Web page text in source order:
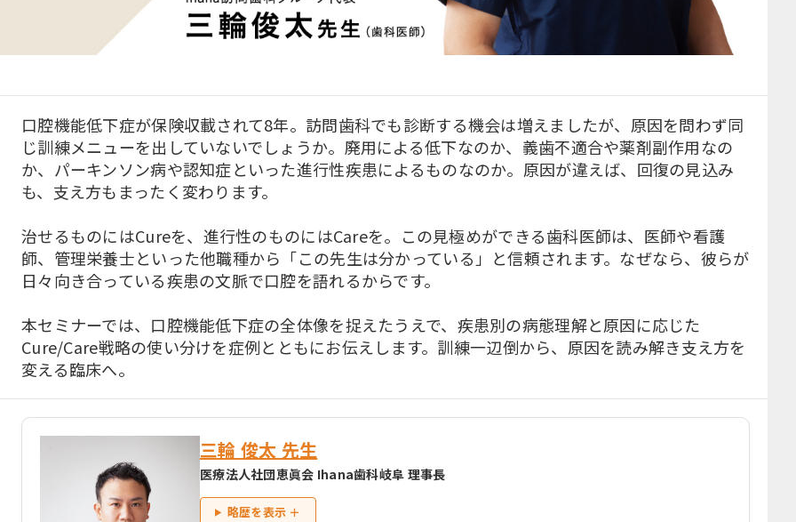
口腔機能低下症が保険収載されて8年。訪問歯科でも診断する機会は増えましたが、原因を問わず同
じ訓練メニューを出していないでしょうか。廃用による低下なのか、義歯不適合や薬剤副作用なの
か、パーキンソン病や認知症といった進行性疾患によるものなのか。原因が違えば、回復の見込み
も、支え方もまったく変わります。
治せるものにはCureを、進行性のものにはCareを。この見極めができる歯科医師は、医師や看護
師、管理栄養士といった他職種から「この先生は分かっている」と信頼されます。なぜなら、彼らが
日々向き合っている疾患の文脈で口腔を語れるからです。
本セミナーでは、口腔機能低下症の全体像を捉えたうえで、疾患別の病態理解と原因に応じた
Cure/Care戦略の使い分けを症例とともにお伝えします。訓練一辺倒から、原因を読み解き支え方を
変える臨床へ。
三輪 俊太 先生
医療法人社団恵眞会 Ihana歯科岐阜 理事長
略歴を表示 ＋